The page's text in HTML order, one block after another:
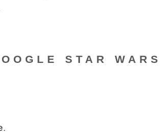
STAR
.